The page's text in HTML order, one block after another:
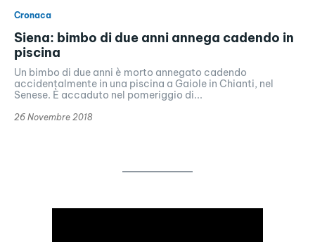
Cronaca
Siena: bimbo di due anni annega cadendo in
piscina
Un bimbo di due anni è morto annegato cadendo
accidentalmente in una piscina a Gaiole in Chianti, nel
Senese. È accaduto nel pomeriggio di...
26 Novembre 2018